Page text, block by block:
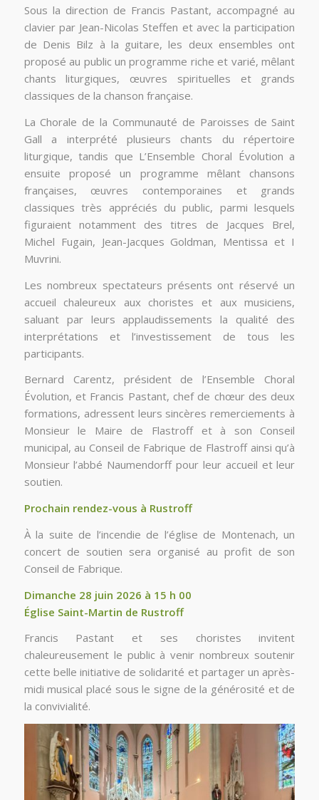
Sous la direction de Francis Pastant, accompagné au
clavier par Jean-Nicolas Steffen et avec la participation
de Denis Bilz à la guitare, les deux ensembles ont
proposé au public un programme riche et varié, mêlant
chants liturgiques, œuvres spirituelles et grands
classiques de la chanson française.
La Chorale de la Communauté de Paroisses de Saint
Gall a interprété plusieurs chants du répertoire
liturgique, tandis que L’Ensemble Choral Évolution a
ensuite proposé un programme mêlant chansons
françaises, œuvres contemporaines et grands
classiques très appréciés du public, parmi lesquels
figuraient notamment des titres de Jacques Brel,
Michel Fugain, Jean-Jacques Goldman, Mentissa et I
Muvrini.
Les nombreux spectateurs présents ont réservé un
accueil chaleureux aux choristes et aux musiciens,
saluant par leurs applaudissements la qualité des
interprétations et l’investissement de tous les
participants.
Bernard Carentz, président de l’Ensemble Choral
Évolution, et Francis Pastant, chef de chœur des deux
formations, adressent leurs sincères remerciements à
Monsieur le Maire de Flastroff et à son Conseil
municipal, au Conseil de Fabrique de Flastroff ainsi qu’à
Monsieur l’abbé Naumendorff pour leur accueil et leur
soutien.
Prochain rendez-vous à Rustroff
À la suite de l’incendie de l’église de Montenach, un
concert de soutien sera organisé au profit de son
Conseil de Fabrique.
Dimanche 28 juin 2026 à 15 h 00
Église Saint-Martin de Rustroff
Francis Pastant et ses choristes invitent
chaleureusement le public à venir nombreux soutenir
cette belle initiative de solidarité et partager un après-
midi musical placé sous le signe de la générosité et de
la convivialité.